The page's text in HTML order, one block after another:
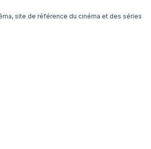
site de référence du cinéma et des séries